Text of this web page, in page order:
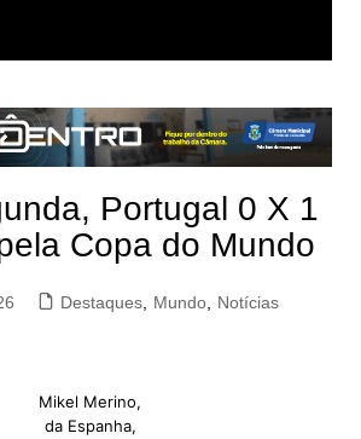
Portugal 0 X 1
Copa do Mundo
Destaques, Mundo, Notícias
Mikel Merino,
da Espanha,